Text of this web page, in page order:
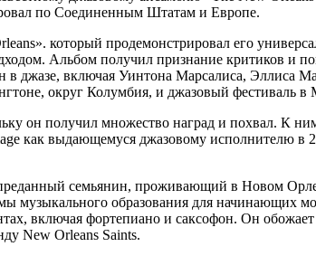
по Соединенным Штатам и Европе.
который продемонстрировал его
Альбом получил признание критиков и
джазе, включая Уинтона Марсалиса, Эллиса
округ Колумбия, и джазовый фестиваль
он получил множество наград и похвал. К
как выдающемуся джазовому исполнителю
семьянин, проживающий в Новом
музыкального образования для начинающих
включая фортепиано и саксофон. Он
New Orleans Saints.